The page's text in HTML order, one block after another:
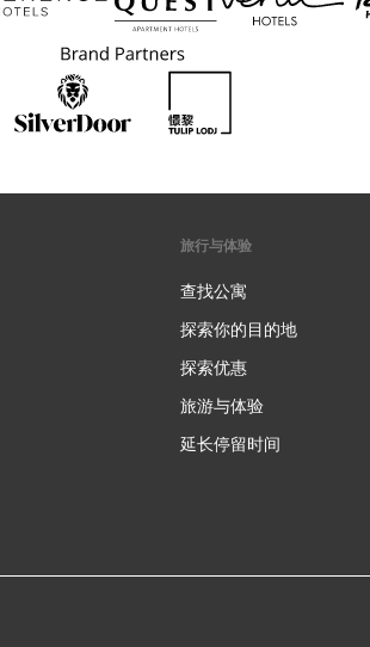
旅行与体验
查找公寓
探索你的目的地
探索优惠
旅游与体验
延长停留时间